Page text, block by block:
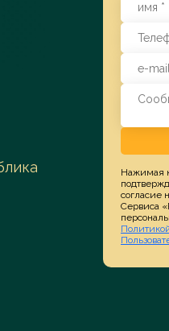
Заказать
Нажимая
согласие
Сервиса